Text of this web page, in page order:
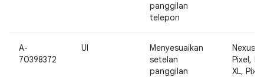
panggilan
telepon
A-
70398372
UI
Menyesuaikan
setelan
panggilan
Nexus
Pixel,
XL,